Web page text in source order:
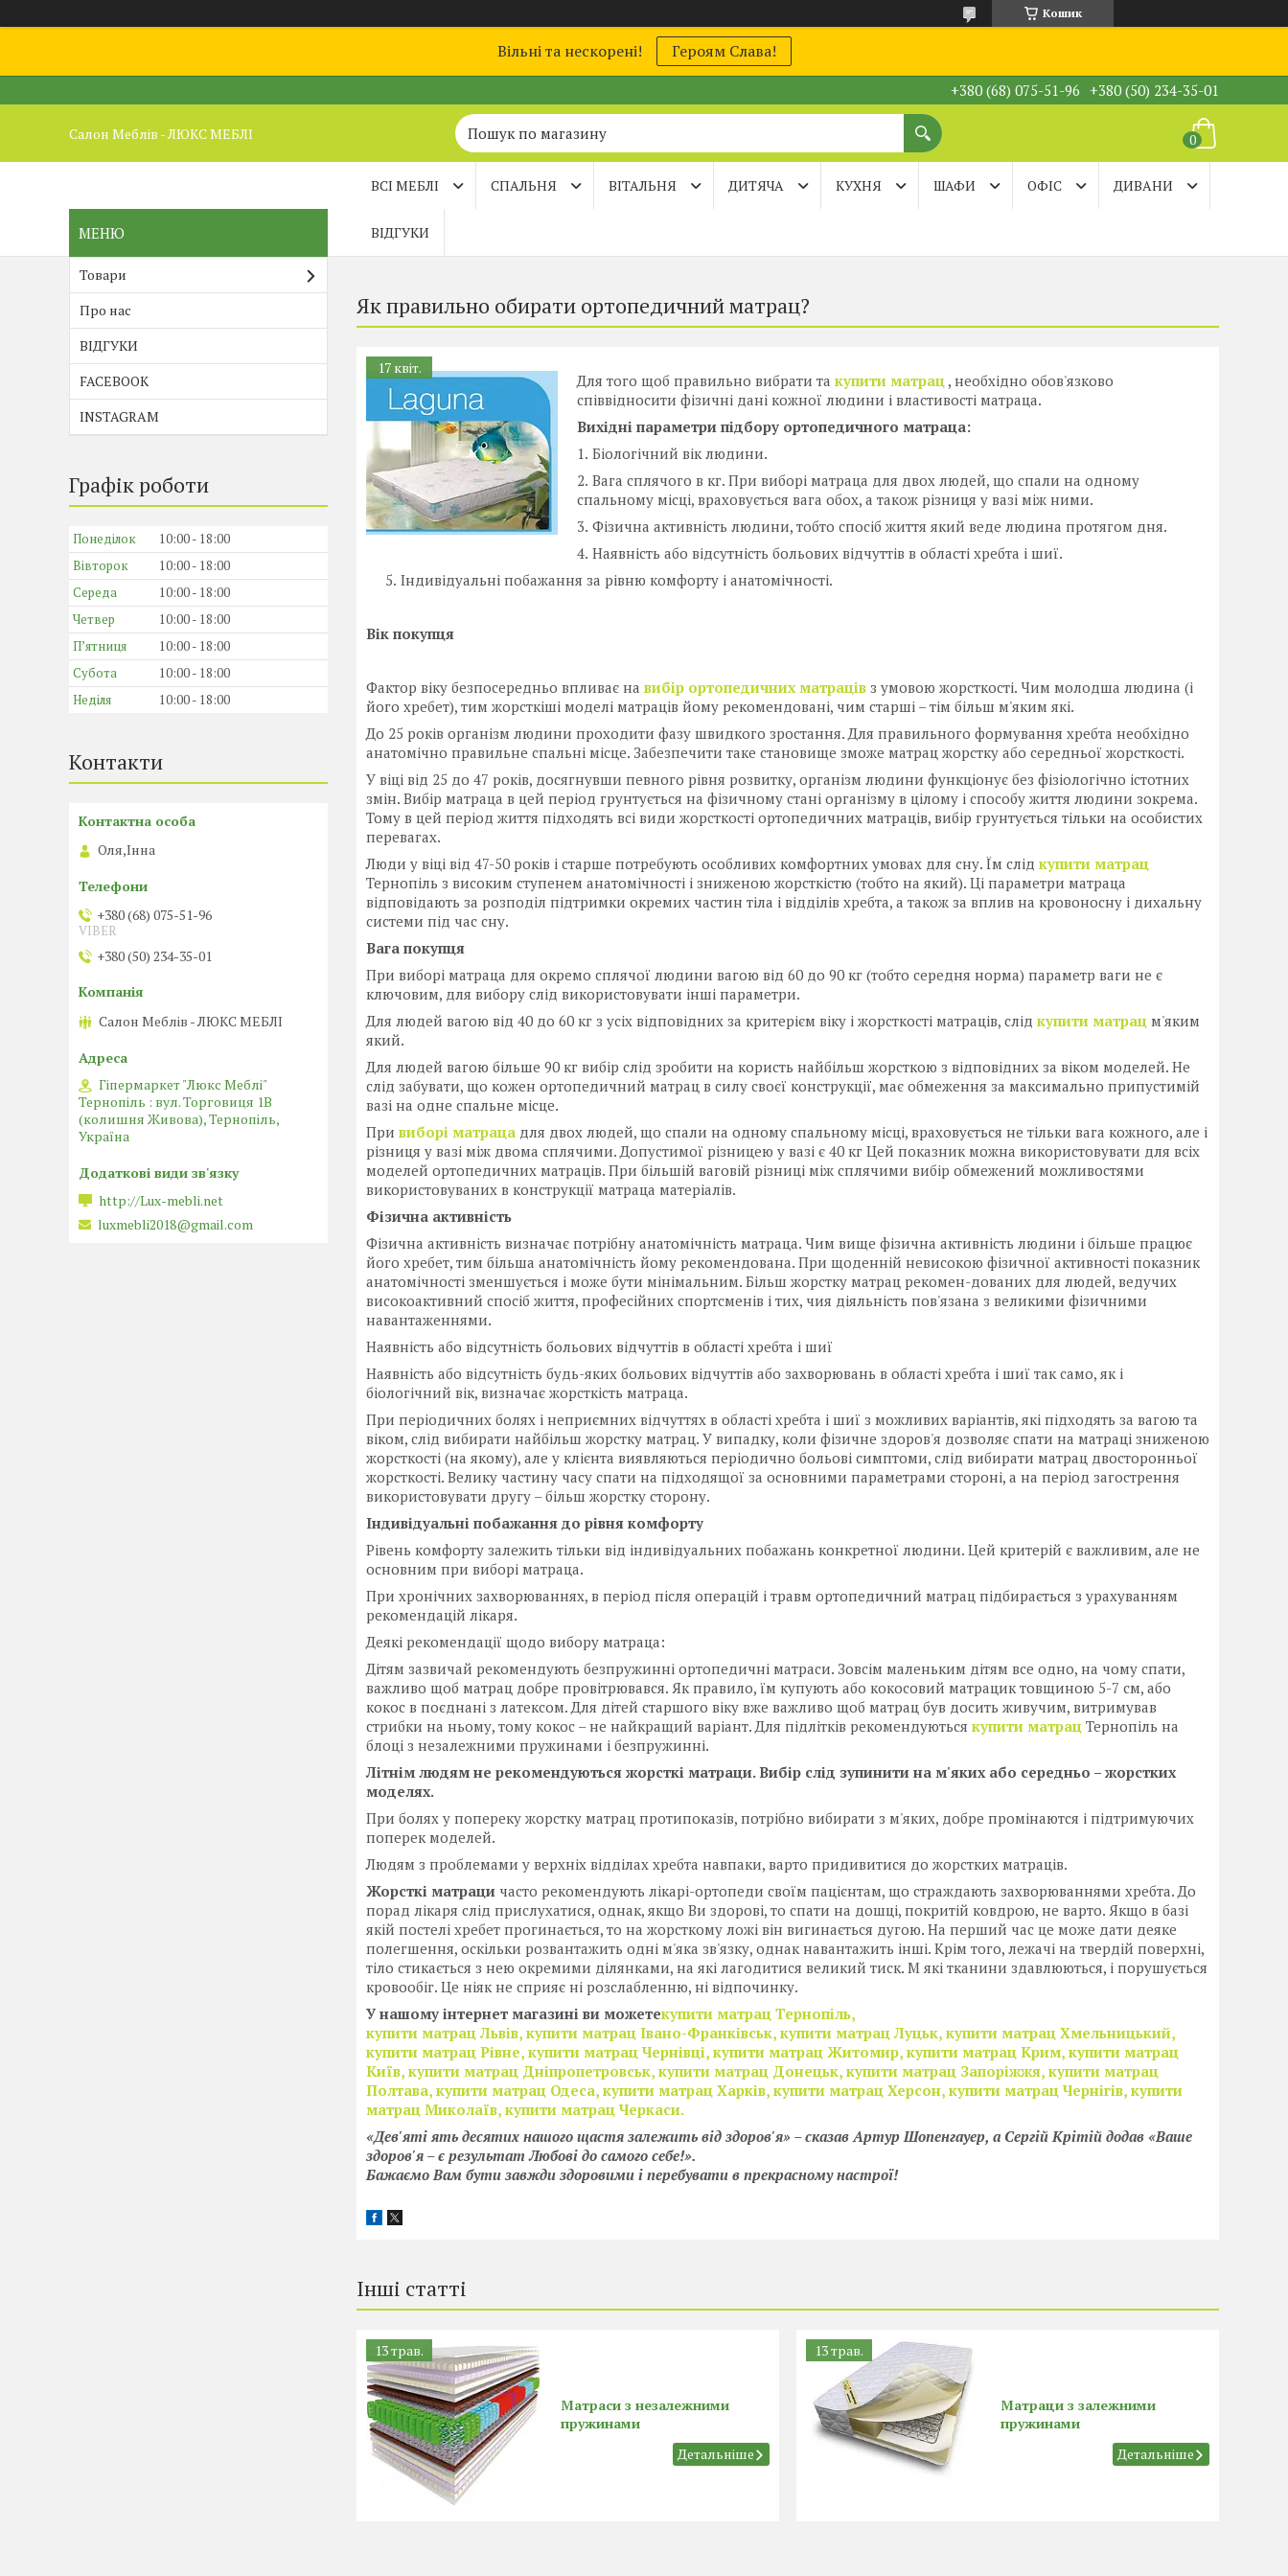
Кошик
Вільні та нескорені! Героям Слава!
+380 (68) 075-51-96 +380 (50) 234-35-01
Салон Меблів - ЛЮКС МЕБЛІ
ВСІ МЕБЛІ СПАЛЬНЯ ВІТАЛЬНЯ ДИТЯЧА КУХНЯ ШАФИ ОФІС ДИВАНИ
ВІДГУКИ
Як правильно обирати ортопедичний матрац?
17 квіт.
Для того щоб правильно вибрати та купити матрац , необхідно обов'язково
співвідносити фізичні дані кожної людини і властивості матраца.
Вихідні параметри підбору ортопедичного матраца:
Біологічний вік людини.
Вага сплячого в кг. При виборі матраца для двох людей, що спали на одному
спальному місці, враховується вага обох, а також різниця у вазі між ними.
Фізична активність людини, тобто спосіб життя який веде людина протягом дня.
Наявність або відсутність больових відчуттів в області хребта і шиї.
Індивідуальні побажання за рівню комфорту і анатомічності.
Вік покупця
Фактор віку безпосередньо впливає на вибір ортопедичних матраців з умовою жорсткості. Чим молодша людина (і
його хребет), тим жорсткіші моделі матраців йому рекомендовані, чим старші – тім більш м'яким які.
До 25 років організм людини проходити фазу швидкого зростання. Для правильного формування хребта необхідно
анатомічно правильне спальні місце. Забезпечити таке становище зможе матрац жорстку або середньої жорсткості.
У віці від 25 до 47 років, досягнувши певного рівня розвитку, організм людини функціонує без фізіологічно істотних
змін. Вибір матраца в цей період грунтується на фізичному стані організму в цілому і способу життя людини зокрема.
Тому в цей період життя підходять всі види жорсткості ортопедичних матраців, вибір грунтується тільки на особистих
перевагах.
Люди у віці від 47-50 років і старше потребують особливих комфортних умовах для сну. Їм слід купити матрац
Тернопіль з високим ступенем анатомічності і зниженою жорсткістю (тобто на який). Ці параметри матраца
відповідають за розподіл підтримки окремих частин тіла і відділів хребта, а також за вплив на кровоносну і дихальну
системи під час сну.
Вага покупця
При виборі матраца для окремо сплячої людини вагою від 60 до 90 кг (тобто середня норма) параметр ваги не є
ключовим, для вибору слід використовувати інші параметри.
Для людей вагою від 40 до 60 кг з усіх відповідних за критерієм віку і жорсткості матраців, слід купити матрац м'яким
який.
Для людей вагою більше 90 кг вибір слід зробити на користь найбільш жорсткою з відповідних за віком моделей. Не
слід забувати, що кожен ортопедичний матрац в силу своєї конструкції, має обмеження за максимально припустимій
вазі на одне спальне місце.
При виборі матраца для двох людей, що спали на одному спальному місці, враховується не тільки вага кожного, але і
різниця у вазі між двома сплячими. Допустимої різницею у вазі є 40 кг Цей показник можна використовувати для всіх
моделей ортопедичних матраців. При більшій ваговій різниці між сплячими вибір обмежений можливостями
використовуваних в конструкції матраца матеріалів.
Фізична активність
Фізична активність визначає потрібну анатомічність матраца. Чим вище фізична активність людини і більше працює
його хребет, тим більша анатомічність йому рекомендована. При щоденній невисокою фізичної активності показник
анатомічності зменшується і може бути мінімальним. Більш жорстку матрац рекомен-дованих для людей, ведучих
високоактивний спосіб життя, професійних спортсменів і тих, чия діяльність пов'язана з великими фізичними
навантаженнями.
Наявність або відсутність больових відчуттів в області хребта і шиї
Наявність або відсутність будь-яких больових відчуттів або захворювань в області хребта і шиї так само, як і
біологічний вік, визначає жорсткість матраца.
При періодичних болях і неприємних відчуттях в області хребта і шиї з можливих варіантів, які підходять за вагою та
віком, слід вибирати найбільш жорстку матрац. У випадку, коли фізичне здоров'я дозволяє спати на матраці зниженою
жорсткості (на якому), але у клієнта виявляються періодично больові симптоми, слід вибирати матрац двосторонньої
жорсткості. Велику частину часу спати на підходящої за основними параметрами стороні, а на період загострення
використовувати другу – більш жорстку сторону.
Індивідуальні побажання до рівня комфорту
Рівень комфорту залежить тільки від індивідуальних побажань конкретної людини. Цей критерій є важливим, але не
основним при виборі матраца.
При хронічних захворюваннях, в період після операцій і травм ортопедичний матрац підбирається з урахуванням
рекомендацій лікаря.
Деякі рекомендації щодо вибору матраца:
Дітям зазвичай рекомендують безпружинні ортопедичні матраси. Зовсім маленьким дітям все одно, на чому спати,
важливо щоб матрац добре провітрювався. Як правило, їм купують або кокосовий матрацик товщиною 5-7 см, або
кокос в поєднані з латексом. Для дітей старшого віку вже важливо щоб матрац був досить живучим, витримував
стрибки на ньому, тому кокос – не найкращий варіант. Для підлітків рекомендуються купити матрац Тернопіль на
блоці з незалежними пружинами і безпружинні.
Літнім людям не рекомендуються жорсткі матраци. Вибір слід зупинити на м'яких або середньо – жорстких
моделях.
При болях у попереку жорстку матрац протипоказів, потрібно вибирати з м'яких, добре промінаются і підтримуючих
поперек моделей.
Людям з проблемами у верхніх відділах хребта навпаки, варто придивитися до жорстких матраців.
Жорсткі матраци часто рекомендують лікарі-ортопеди своїм пацієнтам, що страждають захворюваннями хребта. До
порад лікаря слід прислухатися, однак, якщо Ви здорові, то спати на дошці, покритій ковдрою, не варто. Якщо в базі
якій постелі хребет прогинається, то на жорсткому ложі він вигинається дугою. На перший час це може дати деяке
полегшення, оскільки розвантажить одні м'яка зв'язку, однак навантажить інші. Крім того, лежачі на твердій поверхні,
тіло стикається з нею окремими ділянками, на які лагодитися великий тиск. М які тканини здавлюються, і порушується
кровообіг. Це ніяк не сприяє ні розслабленню, ні відпочинку.
У нашому інтернет магазині ви можетекупити матрац Тернопіль,
купити матрац Львів, купити матрац Івано-Франківськ, купити матрац Луцьк, купити матрац Хмельницький,
купити матрац Рівне, купити матрац Чернівці, купити матрац Житомир, купити матрац Крим, купити матрац
Київ, купити матрац Дніпропетровськ, купити матрац Донецьк, купити матрац Запоріжжя, купити матрац
Полтава, купити матрац Одеса, купити матрац Харків, купити матрац Херсон, купити матрац Чернігів, купити
матрац Миколаїв, купити матрац Черкаси.
«Дев'яті ять десятих нашого щастя залежить від здоров'я» – сказав Артур Шопенгауер, а Сергій Крітій додав «Ваше
здоров'я – є результат Любові до самого себе!».
Бажаємо Вам бути завжди здоровими і перебувати в прекрасному настрої!
Інші статті
13 трав.
Матраси з незалежними
пружинами
13 трав.
Матраци з залежними
пружинами
Товари
Про нас
ВІДГУКИ
FACEBOOK
INSTAGRAM
Графік роботи
Понеділок 10:00
18:00
Вівторок
10:00
18:00
Середа
10:00
18:00
Четвер
10:00
18:00
Пʼятниця
10:00
18:00
Субота
10:00
18:00
Неділя
10:00 18:00
Контакти
Оля,Інна
+380 (68) 075-51-96
VIBER
+380 (50) 234-35-01
Салон Меблів - ЛЮКС МЕБЛІ
Гіпермаркет "Люкс Меблі"
Тернопіль : вул. Торговиця 1В
(колишня Живова), Тернопіль,
Україна
http://Lux-mebli.net
luxmebli2018@gmail.com